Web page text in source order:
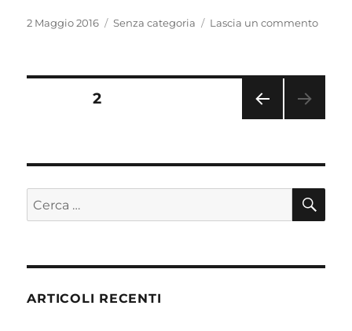
Pubblicato
2 Maggio 2016 Categorie
Senza categoria Lascia un commentosu
da
euro
Navigazione
CED
ENT
PAGINA2
Cerca:
ARTICOLI RECENTI